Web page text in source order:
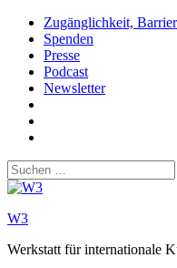
Zum
Inhalt
springen
Zugänglichkeit,
Spenden
Presse
Podcast
Newsletter
Youtube
Suchen
nach:
W3
Werkstatt für internationale